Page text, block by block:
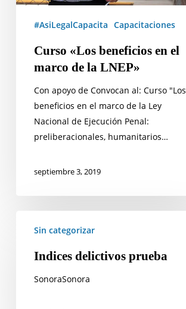
LNEP»
#AsiLegalCapacita Capacitaciones
Curso «Los beneficios en el
marco de la LNEP»
Con apoyo de Convocan al: Curso "Los
beneficios en el marco de la Ley
Nacional de Ejecución Penal:
preliberacionales, humanitarios…
septiembre 3, 2019
delictivos
Sin categorizar
Indices delictivos prueba
SonoraSonora